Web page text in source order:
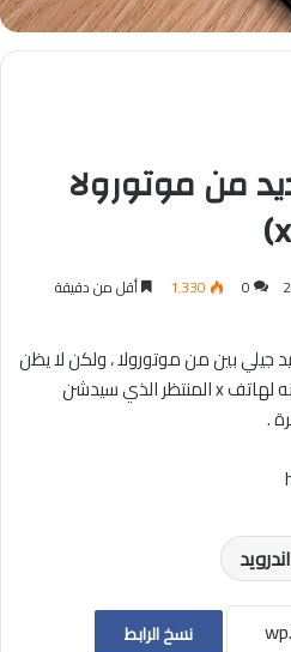
من موتورولا
0 1٬330 أقل من دقيقة
جيلي بين من موتورولا ، ولكن لا يظن
أغلبية المهتمين بالشأن التقني انه لهاتف x المنتظر الذي سيدشن
.
نسخ الرابط